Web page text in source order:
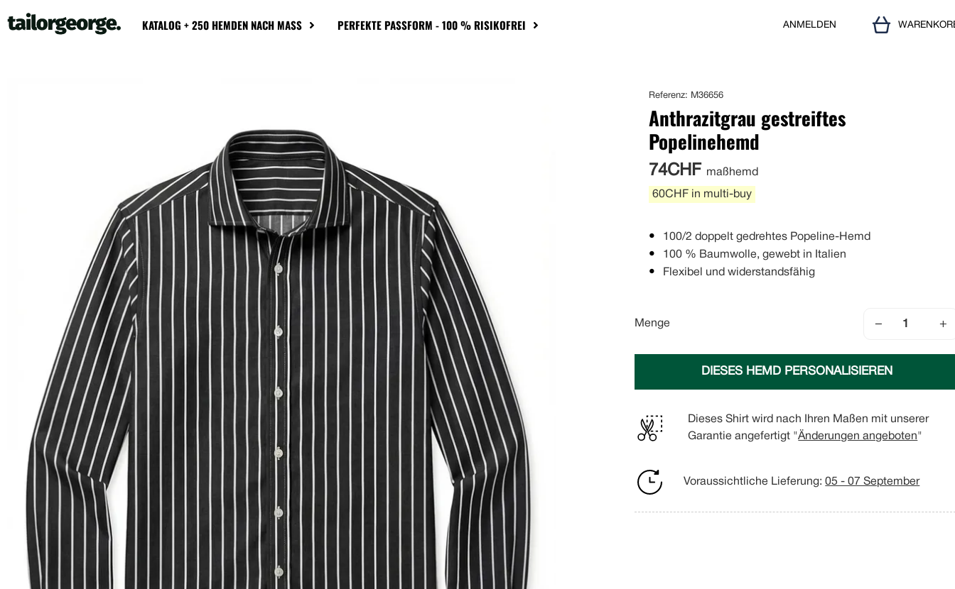
KATALOG + 250 HEMDEN NACH MASS PERFEKTE PASSFORM - 100 % RISIKOFREI ANMELDEN
Referenz: M36656
Anthrazitgrau gestreiftes
Popelinehemd
74CHF maßhemd
60CHF in multi-buy
100/2 doppelt gedrehtes Popeline-Hemd
100 % Baumwolle, gewebt in Italien
Flexibel und widerstandsfähig
Menge − +
DIESES HEMD PERSONALISIEREN
Dieses Shirt wird nach Ihren Maßen mit unserer
Garantie angefertigt "Änderungen angeboten"
Voraussichtliche Lieferung:05 - 07 September